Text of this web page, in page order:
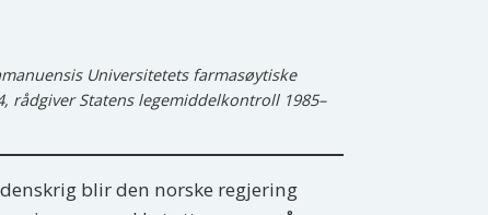
Universitetets farmasøytiske
rådgiver Statens legemiddelkontroll 1985–
blir den norske regjering